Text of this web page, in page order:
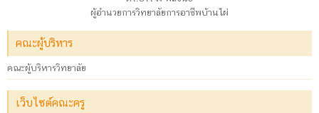
ผู้อำนวยการวิทยาลัยการอาชีพบ้านไผ่
คณะผู้บริหาร
คณะผู้บริหารวิทยาลัย
เว็บไซต์คณะครู